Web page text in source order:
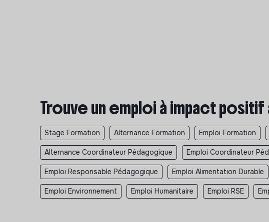
Trouve un emploi à impact
Stage Formation Alternance Formation Emploi Formation
Alternance Coordinateur Pédagogique Emploi Coordinateur
Emploi Responsable Pédagogique Emploi Alimentation Durable
Emploi Environnement Emploi Humanitaire Emploi RSE